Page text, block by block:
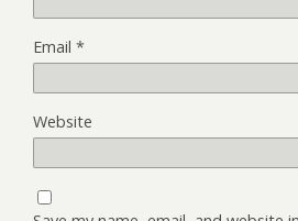
Email *
Website